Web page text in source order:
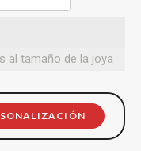
al tamaño de la joya